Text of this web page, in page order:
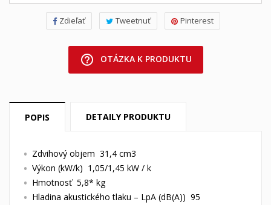
Zdieľať Tweetnuť Pinterest
help_outline OTÁZKA K PRODUKTU
POPIS DETAILY PRODUKTU
Zdvihový objem 31,4 cm3
Výkon (kW/k) 1,05/1,45 kW / k
Hmotnosť 5,8* kg
Hladina akustického tlaku – LpA (dB(A)) 95